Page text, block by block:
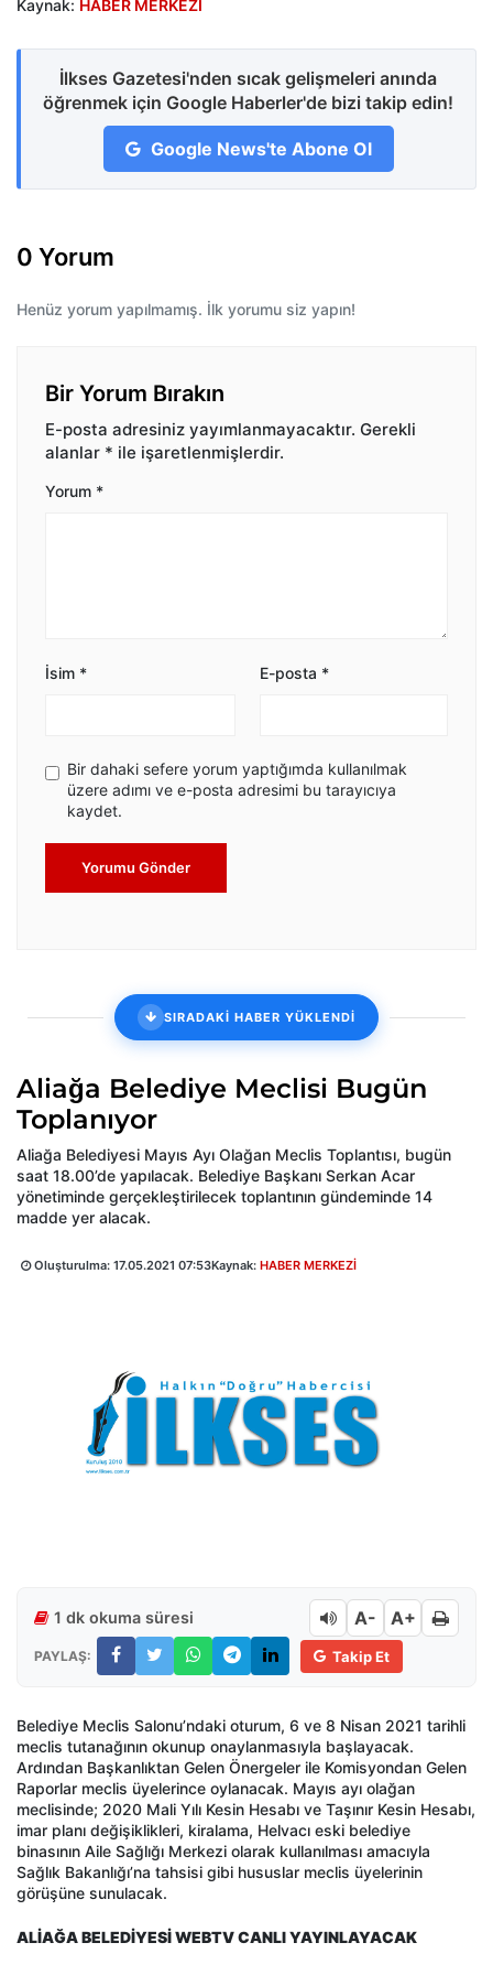
Kaynak: HABER MERKEZİ
İlkses Gazetesi'nden sıcak gelişmeleri anında
öğrenmek için Google Haberler'de bizi takip edin!
Google News'te Abone Ol
0 Yorum
Henüz yorum yapılmamış. İlk yorumu siz yapın!
Bir Yorum Bırakın
E-posta adresiniz yayımlanmayacaktır. Gerekli
alanlar * ile işaretlenmişlerdir.
Yorum *
İsim * E-posta *
Bir dahaki sefere yorum yaptığımda kullanılmak
üzere adımı ve e-posta adresimi bu tarayıcıya
kaydet.
Yorumu Gönder
SIRADAKİ HABER YÜKLENDİ
Aliağa Belediye Meclisi Bugün
Toplanıyor
Aliağa Belediyesi Mayıs Ayı Olağan Meclis Toplantısı, bugün
saat 18.00’de yapılacak. Belediye Başkanı Serkan Acar
yönetiminde gerçekleştirilecek toplantının gündeminde 14
madde yer alacak.
Oluşturulma: 17.05.2021 07:53Kaynak: HABER MERKEZİ
1 dk okuma süresi A- A+
PAYLAŞ: Takip Et
Belediye Meclis Salonu’ndaki oturum, 6 ve 8 Nisan 2021 tarihli
meclis tutanağının okunup onaylanmasıyla başlayacak.
Ardından Başkanlıktan Gelen Önergeler ile Komisyondan Gelen
Raporlar meclis üyelerince oylanacak. Mayıs ayı olağan
meclisinde; 2020 Mali Yılı Kesin Hesabı ve Taşınır Kesin Hesabı,
imar planı değişiklikleri, kiralama, Helvacı eski belediye
binasının Aile Sağlığı Merkezi olarak kullanılması amacıyla
Sağlık Bakanlığı’na tahsisi gibi hususlar meclis üyelerinin
görüşüne sunulacak.
ALİAĞA BELEDİYESİ WEBTV CANLI YAYINLAYACAK